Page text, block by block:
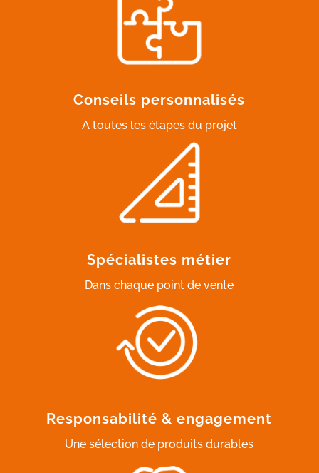
Conseils personnalisés
A toutes les étapes du projet
Spécialistes métier
Dans chaque point de vente
Responsabilité & engagement
Une sélection de produits durables